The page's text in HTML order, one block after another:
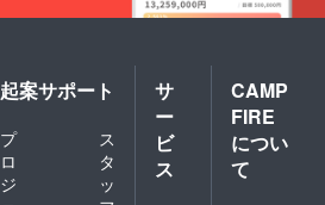
起案サポート
プ
ロ
ジ
ス
タ
ッ
サ
ー
ビ
ス
CAMP
FIRE
につい
て